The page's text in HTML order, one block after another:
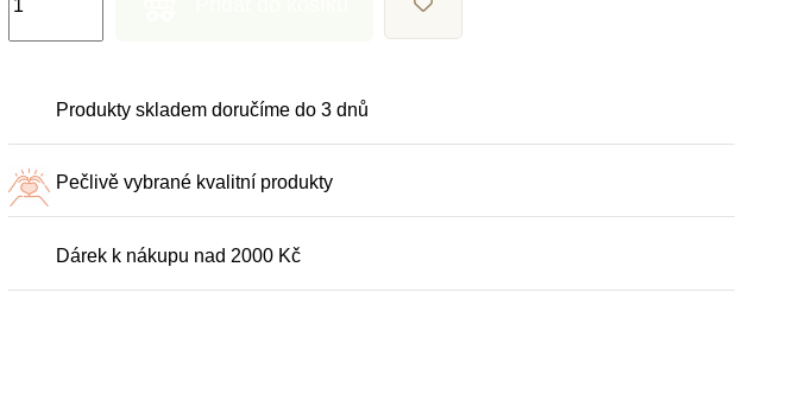
Produkty skladem doručíme do 3 dnů
Pečlivě vybrané kvalitní produkty
Dárek k nákupu nad 2000 Kč